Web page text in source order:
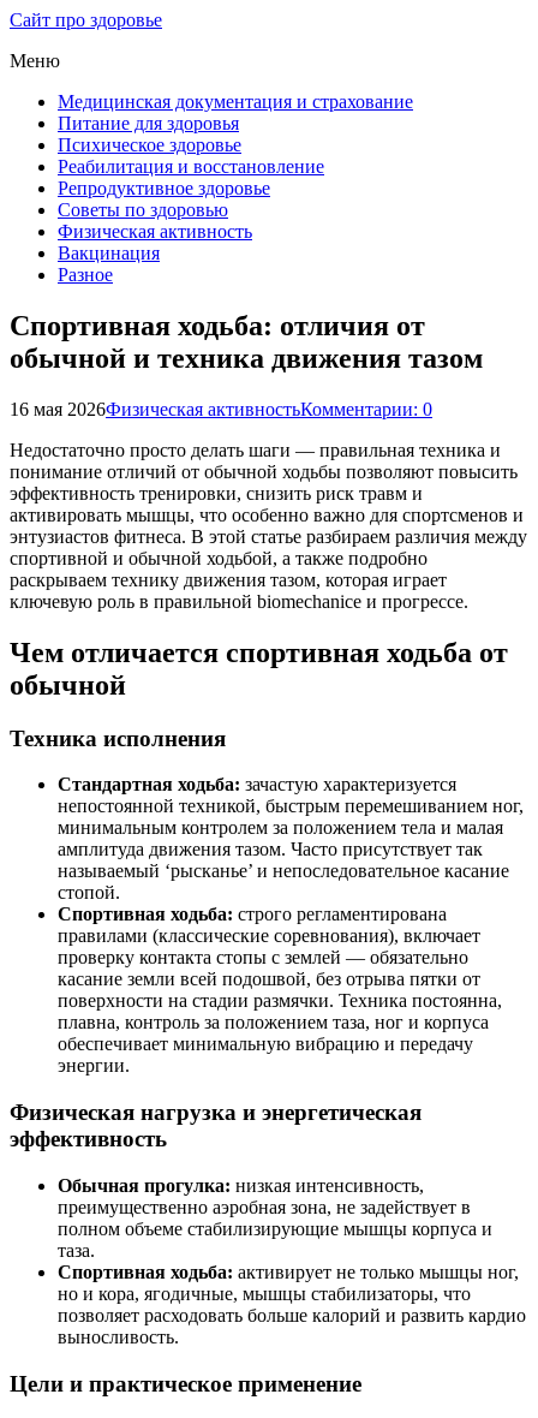
Сайт про здоровье
Меню
Медицинская документация и страхование
Питание для здоровья
Психическое здоровье
Реабилитация и восстановление
Репродуктивное здоровье
Советы по здоровью
Физическая активность
Вакцинация
Разное
Спортивная ходьба: отличия от
обычной и техника движения тазом
16 мая 2026Физическая активностьКомментарии: 0
Недостаточно просто делать шаги — правильная техника и
понимание отличий от обычной ходьбы позволяют повысить
эффективность тренировки, снизить риск травм и
активировать мышцы, что особенно важно для спортсменов и
энтузиастов фитнеса. В этой статье разбираем различия между
спортивной и обычной ходьбой, а также подробно
раскрываем технику движения тазом, которая играет
ключевую роль в правильной biomechanice и прогрессе.
Чем отличается спортивная ходьба от
обычной
Техника исполнения
Стандартная ходьба: зачастую характеризуется
непостоянной техникой, быстрым перемешиванием ног,
минимальным контролем за положением тела и малая
амплитуда движения тазом. Часто присутствует так
называемый ‘рысканье’ и непоследовательное касание
стопой.
Спортивная ходьба: строго регламентирована
правилами (классические соревнования), включает
проверку контакта стопы с землей — обязательно
касание земли всей подошвой, без отрыва пятки от
поверхности на стадии размячки. Техника постоянна,
плавна, контроль за положением таза, ног и корпуса
обеспечивает минимальную вибрацию и передачу
энергии.
Физическая нагрузка и энергетическая
эффективность
Обычная прогулка: низкая интенсивность,
преимущественно аэробная зона, не задействует в
полном объеме стабилизирующие мышцы корпуса и
таза.
Спортивная ходьба: активирует не только мышцы ног,
но и кора, ягодичные, мышцы стабилизаторы, что
позволяет расходовать больше калорий и развить кардио
выносливость.
Цели и практическое применение